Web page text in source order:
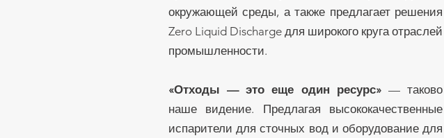
окружающей среды, а также предлагает решения
Zero Liquid Discharge для широкого круга отраслей
промышленности.
«Отходы — это еще один ресурс»— таково
наше видение. Предлагая высококачественные
испарители для сточных вод и оборудование для